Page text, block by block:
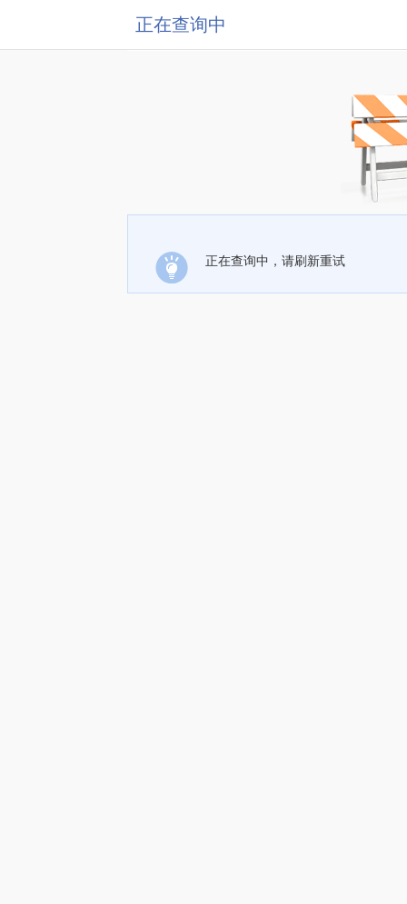
正在查询中
正在查询中，请刷新重试